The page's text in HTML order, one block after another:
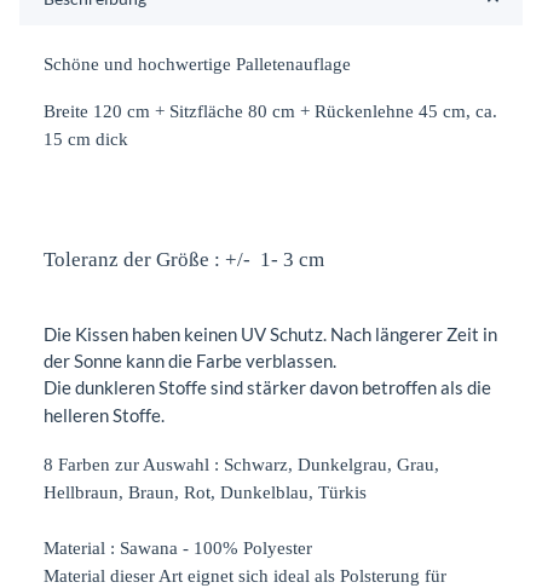
Schöne und hochwertige Palletenauflage
Breite 120 cm + Sitzfläche 80 cm + Rückenlehne 45 cm, ca.
15 cm dick
Toleranz der Größe : +/- 1- 3 cm
Die Kissen haben keinen UV Schutz. Nach längerer Zeit in
der Sonne kann die Farbe verblassen.
Die dunkleren Stoffe sind stärker davon betroffen als die
helleren Stoffe.
8 Farben zur Auswahl : Schwarz, Dunkelgrau, Grau,
Hellbraun, Braun, Rot, Dunkelblau, Türkis
Material : Sawana - 100% Polyester
Material dieser Art eignet sich ideal als Polsterung für